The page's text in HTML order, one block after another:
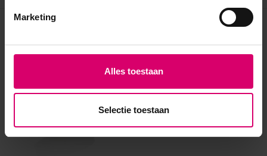
Marketing
Alles toestaan
Selectie toestaan